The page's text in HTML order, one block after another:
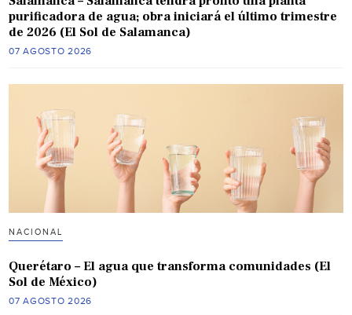
purificadora de agua; obra iniciará el último trimestre
de 2026 (El Sol de Salamanca)
07 AGOSTO 2026
NACIONAL
Querétaro – El agua que transforma comunidades (El
Sol de México)
07 AGOSTO 2026